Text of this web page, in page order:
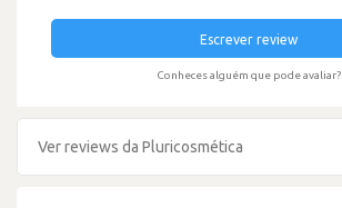
Escrever review
Conheces alguém que pode avaliar?
Ver reviews da Pluricosmética